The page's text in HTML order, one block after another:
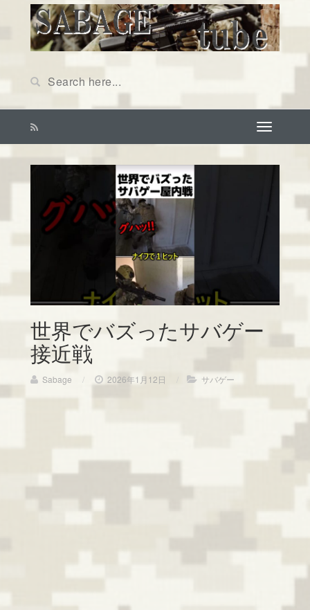
世界でバズったサバゲー
接近戦
Sabage / 2026年1月12日 サバゲー